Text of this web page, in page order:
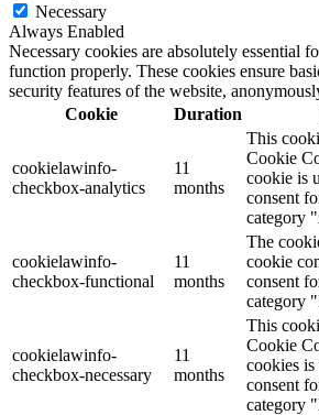
Necessary
Always Enabled
Necessary cookies are absolutely essential
function properly. These cookies ensure
security features of the website,
Cookie
Duration
cookielawinfo-
checkbox-analytics
11
months
This
Cookie
cookie is
consent
category
cookielawinfo-
checkbox-functional
11
months
The
cookie
consent
category
cookielawinfo-
checkbox-necessary
11
months
This
Cookie
cookies is
consent
category